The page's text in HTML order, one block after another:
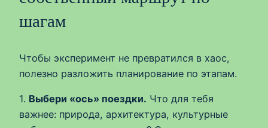
шагам
Чтобы эксперимент не превратился в хаос,
полезно разложить планирование по этапам.
1. Выбери «ось» поездки. Что для тебя
важнее: природа, архитектура, культурные